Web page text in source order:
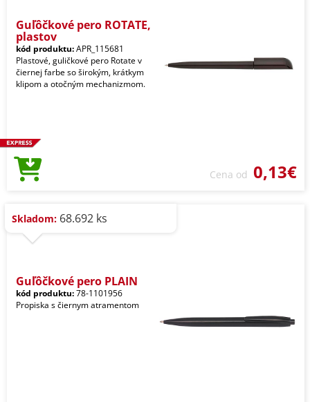
Guľôčkové pero ROTATE,
plastov
kód produktu:APR_115681
Plastové, guličkové pero Rotate v
čiernej farbe so širokým, krátkym
klipom a otočným mechanizmom.
Cena od 0,13€
Skladom: 68.692 ks
Guľôčkové pero PLAIN
kód produktu:78-1101956
Propiska s čiernym atramentom